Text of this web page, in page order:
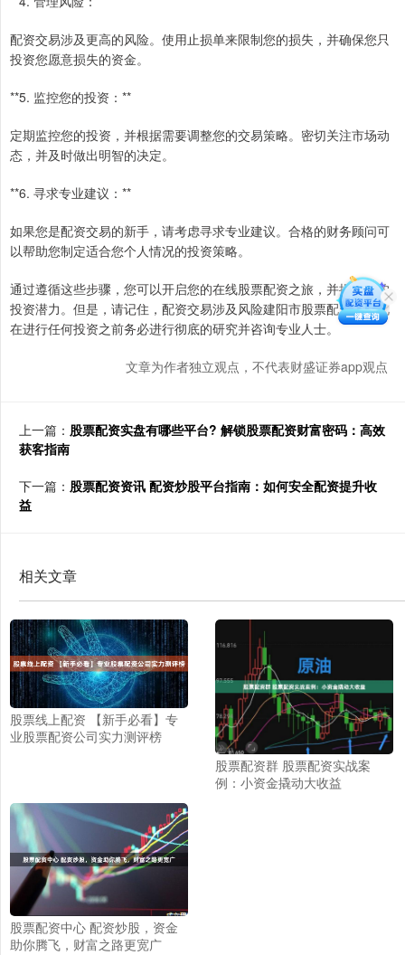
配资交易涉及更高的风险。使用止损单来限制您的损失，并确保您只
投资您愿意损失的资金。
**5. 监控您的投资：**
定期监控您的投资，并根据需要调整您的交易策略。密切关注市场动
态，并及时做出明智的决定。
**6. 寻求专业建议：**
如果您是配资交易的新手，请考虑寻求专业建议。合格的财务顾问可
以帮助您制定适合您个人情况的投资策略。
通过遵循这些步骤，您可以开启您的在线股票配资之旅，并提高您的
投资潜力。但是，请记住，配资交易涉及风险建阳市股票配资，因此
在进行任何投资之前务必进行彻底的研究并咨询专业人士。
文章为作者独立观点，不代表财盛证券app观点
上一篇： 股票配资实盘有哪些平台? 解锁股票配资财富密码：高效
获客指南
下一篇： 股票配资资讯 配资炒股平台指南：如何安全配资提升收
益
相关文章
股票线上配资 【新手必看】专
业股票配资公司实力测评榜
股票配资群 股票配资实战案
例：小资金撬动大收益
股票配资中心 配资炒股，资金
助你腾飞，财富之路更宽广